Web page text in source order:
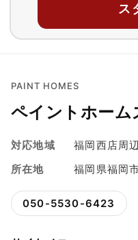
ス
PAINT HOMES
ペイントホーム
対応地域
福岡西店周辺
所在地
福岡県福岡
050-5530-6423